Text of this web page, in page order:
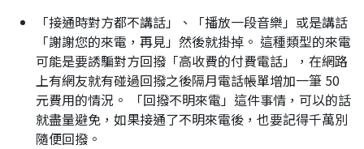
「接通時對方都不講話」、「播放一段音樂」或是講話
「謝謝您的來電，再見」然後就掛掉。 這種類型的來電
可能是要誘騙對方回撥「高收費的付費電話」，在網路
上有網友就有碰過回撥之後隔月電話帳單增加一筆 50
元費用的情況。 「回撥不明來電」這件事情，可以的話
就盡量避免，如果接通了不明來電後，也要記得千萬別
隨便回撥。